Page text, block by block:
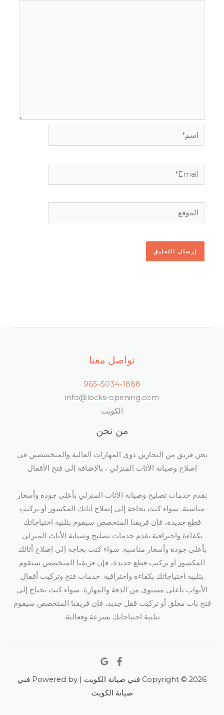
اسم*
Email*
الموقع
تواصل معنا
965-5034-1888
info@locks-opening.com
الكويت
من نحن
نحن فريق من النجارين ذوي المهارات العالية والمتخصصين في
إصلاح وصيانة الأثاث المنزلي ، بالإضافة إلى فتح الأقفال​
نقدم خدمات تصليح وصيانة الأثاث المنزلي بأعلى جودة وأسعار
مناسبة. سواء كنت بحاجة إلى إصلاح أثاثك المكسور أو تركيب
قطع جديدة، فإن فريقنا المتخصص سيقوم بتلبية احتياجاتك
بكفاءة واحترافية.نقدم خدمات تصليح وصيانة الأثاث المنزلي
بأعلى جودة وأسعار مناسبة. سواء كنت بحاجة إلى إصلاح أثاثك
المكسور أو تركيب قطع جديدة، فإن فريقنا المتخصص سيقوم
بتلبية احتياجاتك بكفاءة واحترافية. خدمات فتح وتركيب أقفال
الأبواب بأعلى مستوى من الدقة والمهارة. سواء كنت تحتاج إلى
فتح باب مغلق أو تركيب قفل جديد، فإن فريقنا المتخصص سيقوم
بتلبية احتياجاتك بسرعة وفعالية.
Copyright © 2026 فني صيانة الكويت | Powered by فني
صيانة الكويت